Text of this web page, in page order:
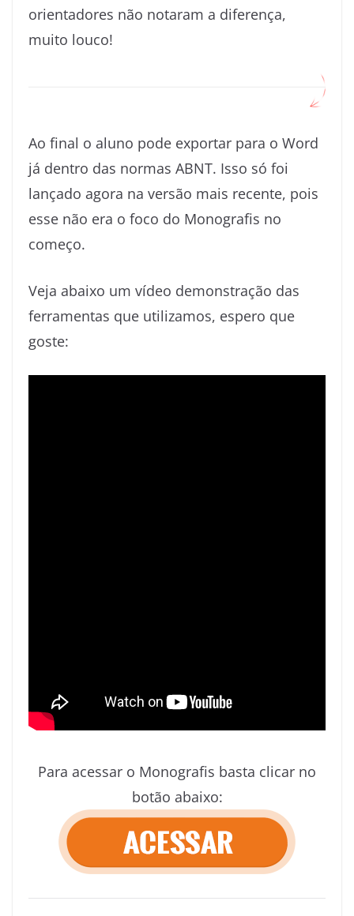
orientadores não notaram a diferença,
muito louco!
Ao final o aluno pode exportar para o Word
já dentro das normas ABNT. Isso só foi
lançado agora na versão mais recente, pois
esse não era o foco do Monografis no
começo.
Veja abaixo um vídeo demonstração das
ferramentas que utilizamos, espero que
goste:
Para acessar o Monografis basta clicar no
botão abaixo: